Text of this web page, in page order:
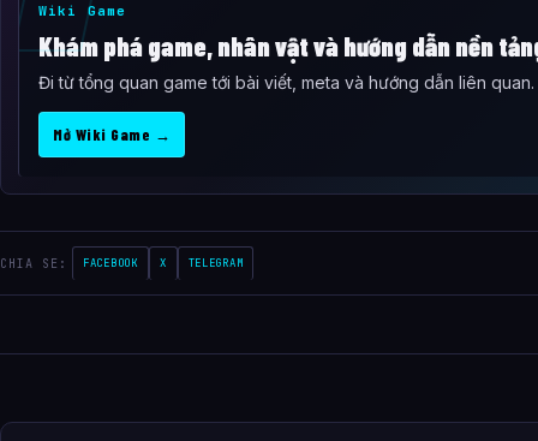
Wiki Game
Khám phá game, nhân vật và hướng dẫn nền
Đi từ tổng quan game tới bài viết, meta và hướng dẫn liên quan.
Mở Wiki Game →
CHIA SE: FACEBOOK X TELEGRAM